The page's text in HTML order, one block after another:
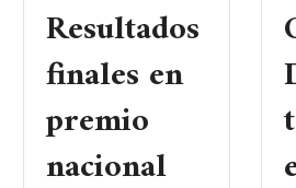
Resultados
finales en
premio
nacional